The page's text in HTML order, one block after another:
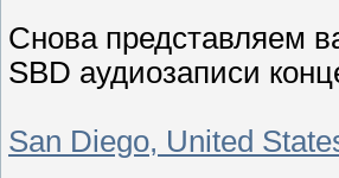
Снова представляем
SBD аудиозаписи
San Diego, United